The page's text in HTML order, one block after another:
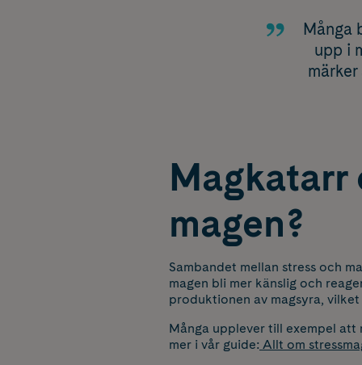
Många
upp i
Magkatarr
magen?
Sambandet mellan stress och
magen bli mer känslig och
produktionen av magsyra,
Många upplever till exempel
mer i vår guide: Allt om